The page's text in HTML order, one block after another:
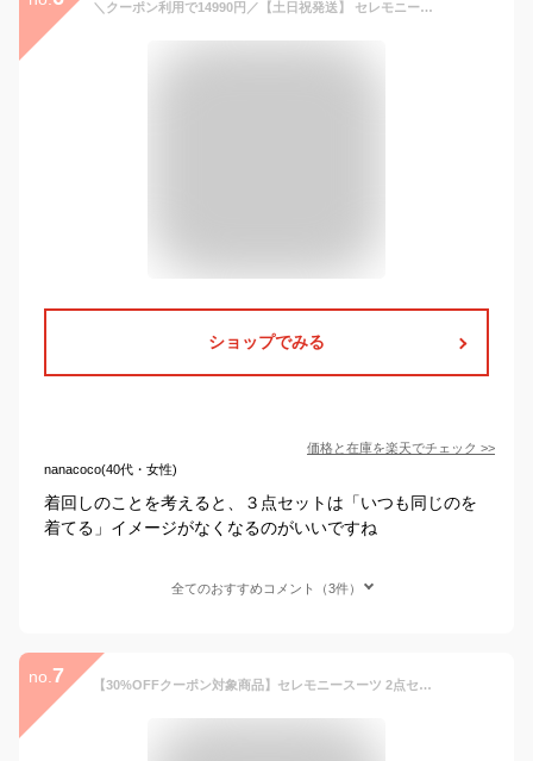
＼クーポン利用で14990円／【土日祝発送】 セレモニースーツ 入学式 ママスーツ 卒業式 スーツ 母親 ワンピース セットアップ 入園式 卒園式 お宮参り 七五三 レディース フォーマル 黒 ネイビー カジュアル おしゃれ コーデ かっこいい 試着チケット対象
ショップでみる
価格と在庫を楽天でチェック >>
nanacoco(40代・女性)
着回しのことを考えると、３点セットは「いつも同じのを
着てる」イメージがなくなるのがいいですね
全てのおすすめコメント（3件）
no. 7 【30%OFFクーポン対象商品】セレモニースーツ 2点セット ジャケット ワンピース ママスーツ フォーマルスーツ レディース ミセス 50代 40代 30代 七五三 お宮参り 入学式 入園 卒業式 卒園式 親族 母親 服装 女性 大きいサイズ セットアップ 上品 即日発送 プレゼント ギフト